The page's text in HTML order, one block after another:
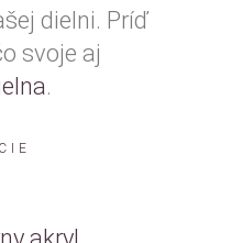
dielni. Príď
svoje aj
.